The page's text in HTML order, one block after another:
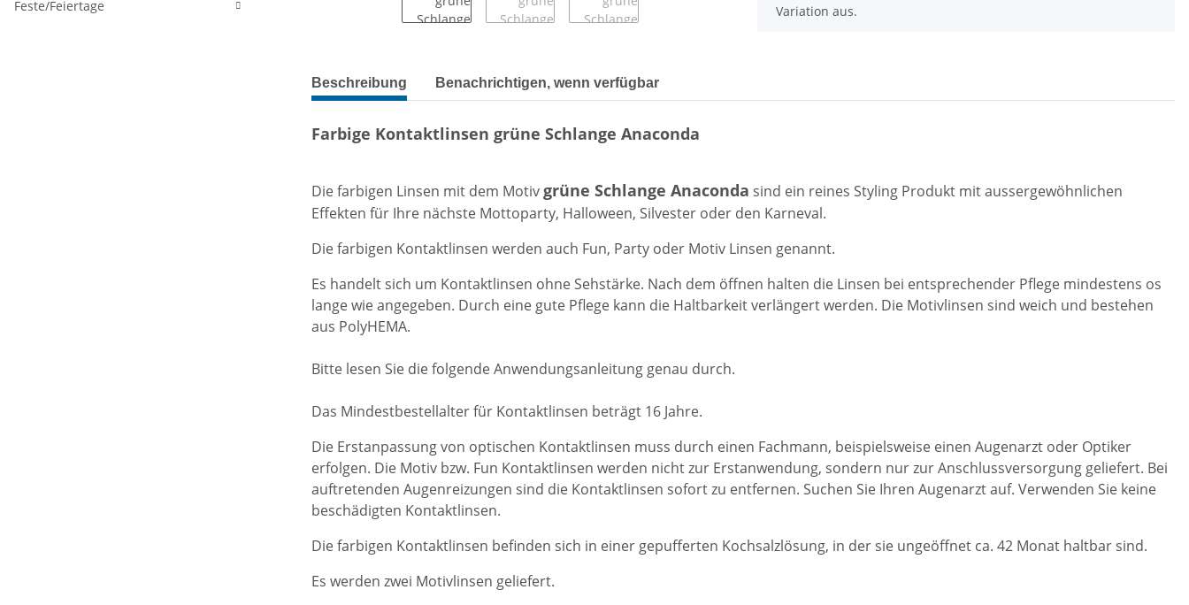
Variation aus.
weitere Registerkarten anzeigen
Beschreibung Benachrichtigen, wenn verfügbar
Farbige Kontaktlinsen grüne Schlange Anaconda
Die farbigen Linsen mit dem Motivgrüne Schlange Anaconda sind ein reines Styling Produkt mit aussergewöhnlichen
Effekten für Ihre nächste Mottoparty, Halloween, Silvester oder den Karneval.
Die farbigen Kontaktlinsen werden auch Fun, Party oder Motiv Linsen genannt.
Es handelt sich um Kontaktlinsen ohne Sehstärke. Nach dem öffnen halten die Linsen bei entsprechender Pflege mindestens os
lange wie angegeben. Durch eine gute Pflege kann die Haltbarkeit verlängert werden. Die Motivlinsen sind weich und bestehen
aus PolyHEMA.
Bitte lesen Sie die folgende Anwendungsanleitung genau durch.
Das Mindestbestellalter für Kontaktlinsen beträgt 16 Jahre.
Die Erstanpassung von optischen Kontaktlinsen muss durch einen Fachmann, beispielsweise einen Augenarzt oder Optiker
erfolgen. Die Motiv bzw. Fun Kontaktlinsen werden nicht zur Erstanwendung, sondern nur zur Anschlussversorgung geliefert. Bei
auftretenden Augenreizungen sind die Kontaktlinsen sofort zu entfernen. Suchen Sie Ihren Augenarzt auf. Verwenden Sie keine
beschädigten Kontaktlinsen.
Die farbigen Kontaktlinsen befinden sich in einer gepufferten Kochsalzlösung, in der sie ungeöffnet ca. 42 Monat haltbar sind.
Es werden zwei Motivlinsen geliefert.
Feste/Feiertage